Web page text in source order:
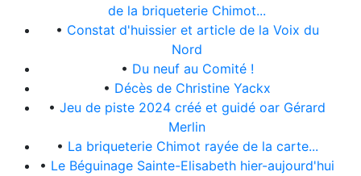
de la briqueterie Chimot...
• Constat d'huissier et article de la Voix du
Nord
• Du neuf au Comité !
• Décès de Christine Yackx
• Jeu de piste 2024 créé et guidé oar Gérard
Merlin
• La briqueterie Chimot rayée de la carte...
• Le Béguinage Sainte-Elisabeth hier-aujourd'hui